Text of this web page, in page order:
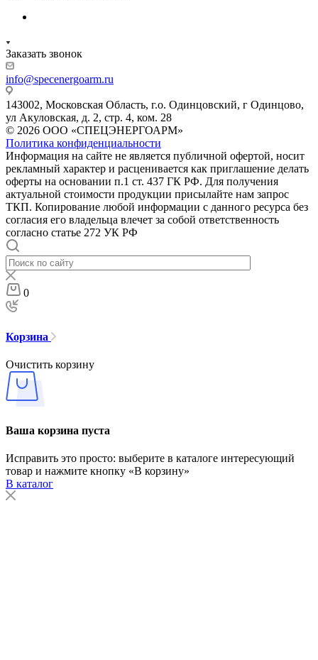
Заказать звонок
info@specenergoarm.ru
143002, Московская Область, г.о. Одинцовский, г Одинцово,
ул Акуловская, д. 2, стр. 4, ком. 28
© 2026 ООО «СПЕЦЭНЕРГОАРМ»
Политика конфиденциальности
Информация на сайте не является публичной офертой, носит
рекламный характер и расценивается как приглашение делать
оферты на основании п.1 ст. 437 ГК РФ. Для получения
актуальной стоимости продукции присылайте нам запрос
ТКП. Копирование любой информации с данного ресурса без
согласия его владельца влечет за собой ответственность
согласно статье 272 УК РФ
0
Корзина
Очистить корзину
Ваша корзина пуста
Исправить это просто: выберите в каталоге интересующий
товар и нажмите кнопку «В корзину»
В каталог